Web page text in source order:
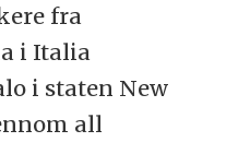
Serum Institut,
fra
i Italia
i staten New
all